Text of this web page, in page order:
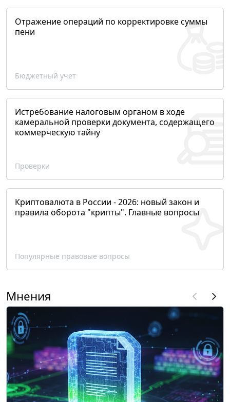
Отражение операций по корректировке суммы
пени
Бюджетный учет
Истребование налоговым органом в ходе
камеральной проверки документа, содержащего
коммерческую тайну
Проверки
Криптовалюта в России - 2026: новый закон и
правила оборота "крипты". Главные вопросы
Популярные правовые вопросы
Мнения